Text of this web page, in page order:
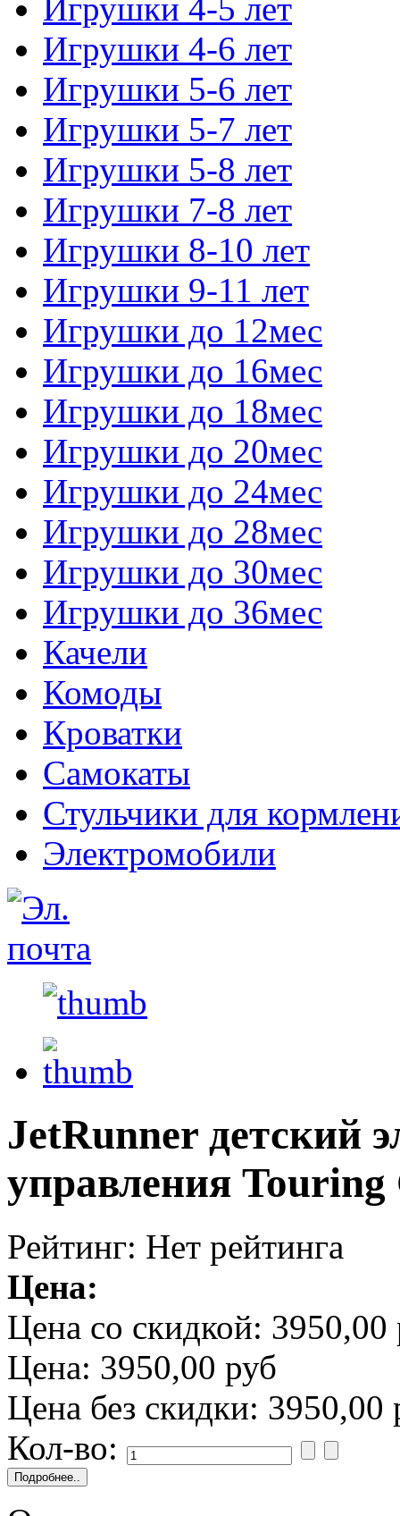
Игрушки 4-5 лет
Игрушки 4-6 лет
Игрушки 5-6 лет
Игрушки 5-7 лет
Игрушки 5-8 лет
Игрушки 7-8 лет
Игрушки 8-10 лет
Игрушки 9-11 лет
Игрушки до 12мес
Игрушки до 16мес
Игрушки до 18мес
Игрушки до 20мес
Игрушки до 24мес
Игрушки до 28мес
Игрушки до 30мес
Игрушки до 36мес
Качели
Комоды
Кроватки
Самокаты
Стульчики для
Электромобили
JetRunner детский
управления
Рейтинг: Нет рейтинга
Цена:
Цена со скидкой: 3950,00
Цена: 3950,00 руб
Цена без скидки: 3950,00
Кол-во: